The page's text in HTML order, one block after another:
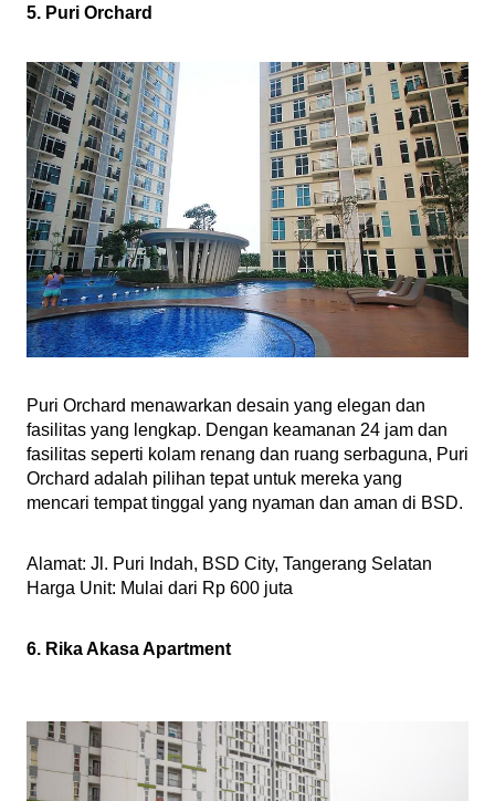
5. Puri Orchard
Puri Orchard menawarkan desain yang elegan dan
fasilitas yang lengkap. Dengan keamanan 24 jam dan
fasilitas seperti kolam renang dan ruang serbaguna, Puri
Orchard adalah pilihan tepat untuk mereka yang
mencari tempat tinggal yang nyaman dan aman di BSD.
Alamat: Jl. Puri Indah, BSD City, Tangerang Selatan
Harga Unit: Mulai dari Rp 600 juta
6. Rika Akasa Apartment